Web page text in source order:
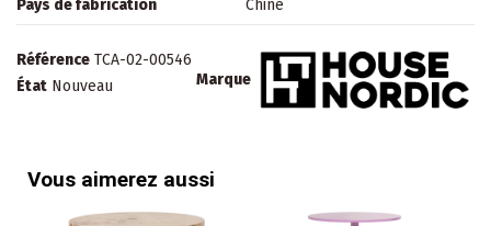
Pays de fabrication Chine
Marque
Référence TCA-02-00546
État Nouveau
Vous aimerez aussi